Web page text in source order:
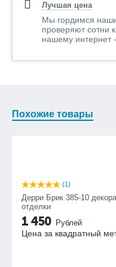
Лучшая цена
Мы гордимся
проверяют сотни
нашему интернет
Похожие товары
(1)
Дерри Брик 385-10
отделки
1 450 Рублей
Цена за квадратный